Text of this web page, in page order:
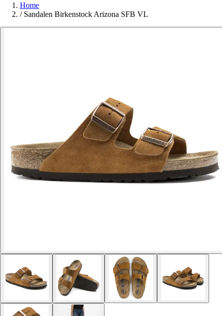
Home
/ Sandalen Birkenstock Arizona SFB VL